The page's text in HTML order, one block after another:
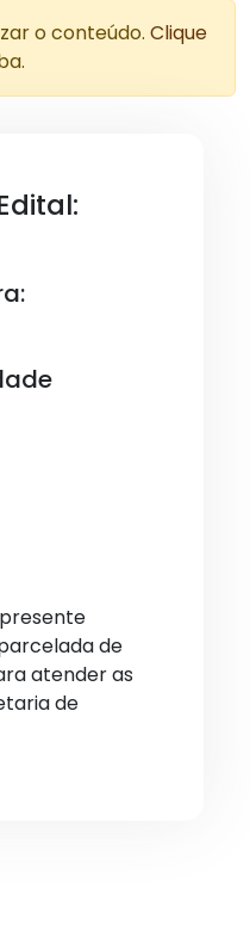
o conteúdo. Clique
de
atender as
de